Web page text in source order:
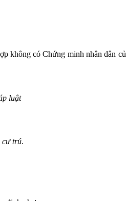
không có Chứng minh nhân dân
luật
cư trú.